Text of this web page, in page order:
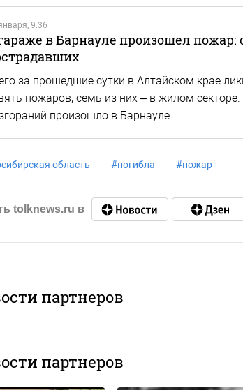
9:36
в Барнауле произошел пожар:
за прошедшие сутки в Алтайском крае
пожаров, семь из них – в жилом
произошло в Барнауле
область #погибла #пожар
tolknews.ru в
партнеров
партнеров